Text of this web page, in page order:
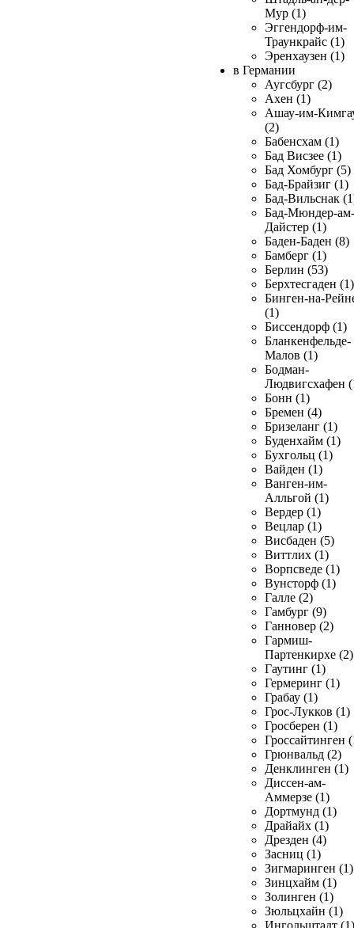
Мур (1)
Эггендорф-им-
Траункрайс (1)
Эренхаузен (1)
в Германии
Аугсбург (2)
Ахен (1)
Ашау-им-
(2)
Бабенсхам (1)
Бад Висзее (1)
Бад Хомбург (5)
Бад-Брайзиг (1)
Бад-Вильснак
Бад-Мюндер-ам-
Дайстер (1)
Баден-Баден (8)
Бамберг (1)
Берлин (53)
Берхтесгаден (1)
Бинген-на-
(1)
Биссендорф (1)
Бланкенфельде-
Малов (1)
Бодман-
Людвигсхафен
Бонн (1)
Бремен (4)
Бризеланг (1)
Буденхайм (1)
Бухгольц (1)
Вайден (1)
Ванген-им-
Алльгой (1)
Вердер (1)
Вецлар (1)
Висбаден (5)
Виттлих (1)
Ворпсведе (1)
Вунсторф (1)
Галле (2)
Гамбург (9)
Ганновер (2)
Гармиш-
Партенкирхе (2)
Гаутинг (1)
Гермеринг (1)
Грабау (1)
Грос-Лукков (1)
Гросберен (1)
Гроссайтинген
Грюнвальд (2)
Денклинген (1)
Диссен-ам-
Аммерзе (1)
Дортмунд (1)
Драйайх (1)
Дрезден (4)
Засниц (1)
Зигмаринген (1)
Зинцхайм (1)
Золинген (1)
Зюльцхайн (1)
Ингольштадт (1)